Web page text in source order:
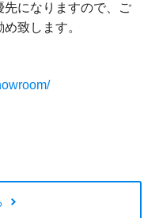
先になりますので、ご
致します。